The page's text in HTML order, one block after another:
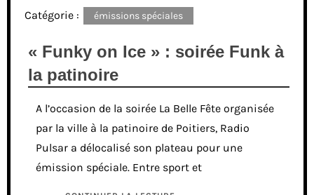
Catégorie : émissions spéciales
« Funky on Ice » : soirée Funk à
la patinoire
A l’occasion de la soirée La Belle Fête organisée
par la ville à la patinoire de Poitiers, Radio
Pulsar a délocalisé son plateau pour une
émission spéciale. Entre sport et